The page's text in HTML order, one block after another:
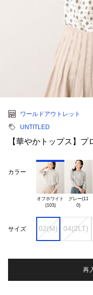
ワールドアウトレット
UNTITLED
【華やかトップス】
カラー
オフホワイト
(103)
グレー(11
サイズ 02(M) 04(2LT)
再